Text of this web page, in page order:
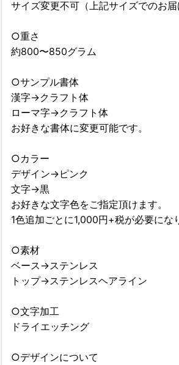
サイズ変更不可（上記サイズでのお届
○重さ
約800〜850グラム
○サンプル書体
漢字→クラフト体
ローマ字→クラフト体
お好きな書体に変更可能です。
○カラー
デザイン→ピンク
文字→黒
お好きな文字色をご指定頂けます。
1色追加ごとに1,000円+税が必要にな
○素材
ベース→ステンレス
トップ→ステンレスヘアライン
○文字加工
ドライエッチング
○デザインについて